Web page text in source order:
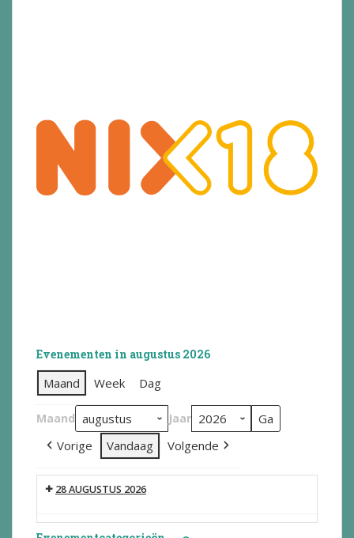
Evenementen in augustus 2026
Maand Week Dag
Maand Jaar
Vorige Vandaag Volgende
28 AUGUSTUS 2026